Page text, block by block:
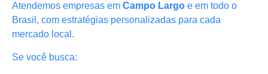
Atendemos empresas em Campo Largo e em todo o
Brasil, com estratégias personalizadas para cada
mercado local.
Se você busca: